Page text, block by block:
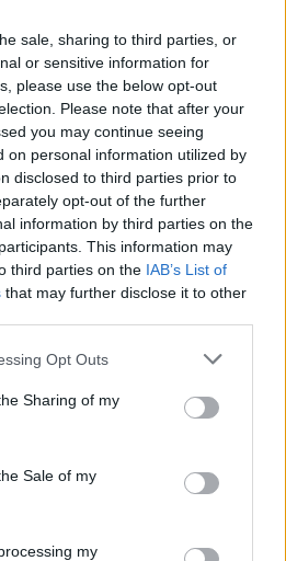
sale, sharing to third parties, or
or sensitive information for
please use the below opt-out
Please note that after your
you may continue seeing
on personal information utilized by
disclosed to third parties prior to
opt-out of the further
information by third parties on the
This information may
third parties on the IAB’s List of
that may further disclose it to other
app uses one or more Google
behaviour. You may click to
and its third-party tags to
purposes in below Google
Opt Outs
Sharing of my
Sale of my
my
07/07/2026 - 22:35
Γκιλ. Αυτός είναι το ιδανικό φιτ.
9 Likes 2 Απαντήσεις
08/07/2026 - 10:20
για τον κοουτς Β στην
0 Likes Απαντήσεις
Likes Απαντήσεις